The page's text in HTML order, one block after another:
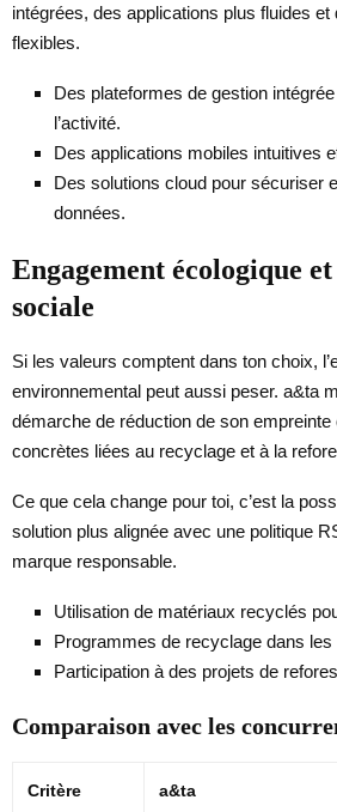
intégrées, des applications plus fluides
flexibles.
Des plateformes de gestion
l’activité.
Des applications mobiles intuitives
Des solutions cloud pour sécuriser
données.
Engagement écologique
sociale
Si les valeurs comptent dans ton choix,
environnemental peut aussi peser. a&ta
démarche de réduction de son
concrètes liées au recyclage et à la
Ce que cela change pour toi, c’est la
solution plus alignée avec une politique
marque responsable.
Utilisation de matériaux recyclés
Programmes de recyclage dans
Participation à des projets de
Comparaison avec les
Critère a&ta